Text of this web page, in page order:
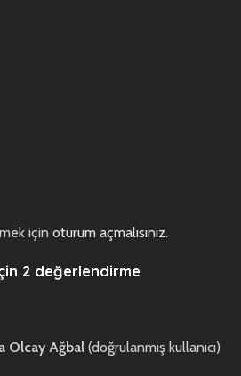
2 değerlendirme
Olcay Ağbal (doğrulanmış kullanıcı)
için oturum açmalısınız.